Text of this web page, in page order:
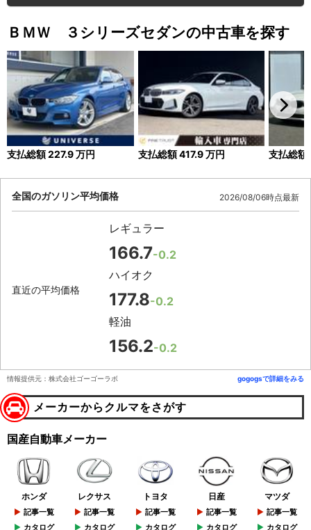
ＢＭＷ ３シリーズセダンの中古車を探す
支払総額227.9万円 支払総額417.9万円 支払総額
全国のガソリン平均価格 2026/08/06時点最新
直近の平均価格
レギュラー
166.7-0.2
ハイオク
177.8-0.2
軽油
156.2-0.2
情報提供元：株式会社ゴーゴーラボ gogogsで詳細をみる
メーカーからクルマをさがす
国産自動車メーカー
ホンダ
記事一覧
カタログ
レクサス
記事一覧
カタログ
トヨタ
記事一覧
カタログ
日産
記事一覧
カタログ
マツダ
記事一覧
カタログ